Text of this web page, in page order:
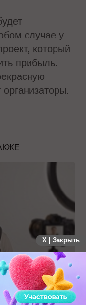
случае у
который
прибыль.
вошел в фазу
X | Закрыть